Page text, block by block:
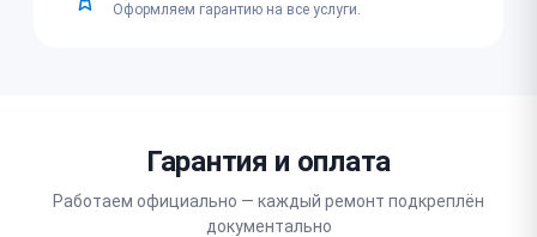
Оформляем гарантию на все услуги.
Гарантия и оплата
Работаем официально — каждый ремонт подкреплён
документально